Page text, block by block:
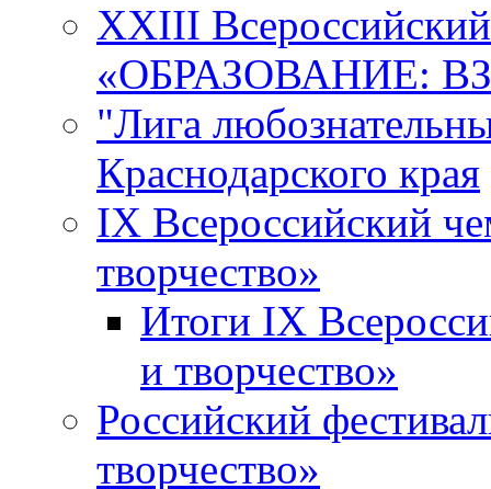
XXIII
«ОБРАЗОВАНИЕ:
"Лига
Краснодарского края
IX Всероссийский
творчество»
Итоги IX
и творчество»
Российский
творчество»